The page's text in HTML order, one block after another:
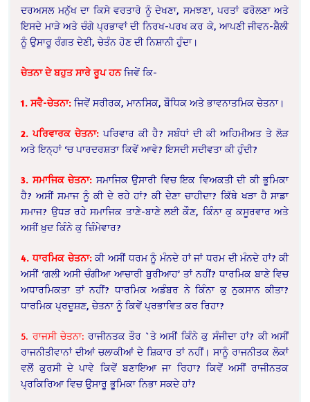
ਦਰਅਸਲ ਮਨੁੱਖ ਦਾ ਕਿਸੇ ਵਰਤਾਰੇ ਨੂੰ ਦੇਖਣਾ, ਸਮਝਣਾ, ਪਰਤਾਂ ਫਰੋਲਣਾ ਅਤੇ
ਇਸਦੇ ਮਾੜੇ ਅਤੇ ਚੰਗੇ ਪ੍ਰਭਾਵਾਂ ਦੀ ਨਿਰਖ-ਪਰਖ ਕਰ ਕੇ, ਆਪਣੀ ਜੀਵਨ-ਸ਼ੈਲੀ
ਨੂੰ ਉਸਾਰੂ ਰੰਗਤ ਦੇਣੀ, ਚੇਤੰਨ ਹੋਣ ਦੀ ਨਿਸ਼ਾਨੀ ਹੁੰਦਾ।
ਚੇਤਨਾ ਦੇ ਬਹੁਤ ਸਾਰੇ ਰੂਪ ਹਨਜਿਵੇਂ ਕਿ-
1. ਸਵੈ-ਚੇਤਨਾ: ਜਿਵੇਂ ਸਰੀਰਕ, ਮਾਨਸਿਕ, ਬੌਧਿਕ ਅਤੇ ਭਾਵਨਾਤਮਿਕ ਚੇਤਨਾ।
2. ਪਰਿਵਾਰਕ ਚੇਤਨਾ: ਪਰਿਵਾਰ ਕੀ ਹੈ? ਸਬੰਧਾਂ ਦੀ ਕੀ ਅਹਿਮੀਅਤ ਤੇ ਲੋੜ
ਅਤੇ ਇਨ੍ਹਾਂ ‘ਚ ਪਾਰਦਰਸ਼ਤਾ ਕਿਵੇਂ ਆਵੇ? ਇਸਦੀ ਸਦੀਵਤਾ ਕੀ ਹੁੰਦੀ?
3. ਸਮਾਜਿਕ ਚੇਤਨਾ: ਸਮਾਜਿਕ ਉਸਾਰੀ ਵਿਚ ਇਕ ਵਿਅਕਤੀ ਦੀ ਕੀ ਭੂਮਿਕਾ
ਹੈ? ਅਸੀਂ ਸਮਾਜ ਨੂੰ ਕੀ ਦੇ ਰਹੇ ਹਾਂ? ਕੀ ਦੇਣਾ ਚਾਹੀਦਾ? ਕਿੱਥੇ ਖੜਾ ਹੈ ਸਾਡਾ
ਸਮਾਜ? ਉਧੜ ਰਹੇ ਸਮਾਜਿਕ ਤਾਣੇ-ਬਾਣੇ ਲਈ ਕੌਣ, ਕਿੰਨਾ ਕੁ ਕਸੂਰਵਾਰ ਅਤੇ
ਅਸੀਂ ਖ਼ੁਦ ਕਿੰਨੇ ਕੁ ਜ਼ਿੰਮੇਵਾਰ?
4. ਧਾਰਮਿਕ ਚੇਤਨਾ:ਕੀ ਅਸੀਂ ਧਰਮ ਨੂੰ ਮੰਨਦੇ ਹਾਂ ਜਾਂ ਧਰਮ ਦੀ ਮੰਨਦੇ ਹਾਂ? ਕੀ
ਅਸੀਂ ‘ਗਲੀ ਅਸੀ ਚੰਗੀਆ ਆਚਾਰੀ ਬੁਰੀਆਹ’ ਤਾਂ ਨਹੀਂ? ਧਾਰਮਿਕ ਬਾਣੇ ਵਿਚ
ਅਧਾਰਮਿਕਤਾ ਤਾਂ ਨਹੀਂ? ਧਾਰਮਿਕ ਅਡੰਬਰ ਨੇ ਕਿੰਨਾ ਕੁ ਨੁਕਸਾਨ ਕੀਤਾ?
ਧਾਰਮਿਕ ਪ੍ਰਦੂਸ਼ਣ, ਚੇਤਨਾ ਨੂੰ ਕਿਵੇਂ ਪ੍ਰਭਾਵਿਤ ਕਰ ਰਿਹਾ?
5. ਰਾਜਸੀ ਚੇਤਨਾ: ਰਾਜੀਨਤਕ ਤੌਰ `ਤੇ ਅਸੀਂ ਕਿੰਨੇ ਕੁ ਸੰਜੀਦਾ ਹਾਂ? ਕੀ ਅਸੀਂ
ਰਾਜਨੀਤੀਵਾਨਾਂ ਦੀਆਂ ਚਲਾਕੀਆਂ ਦੇ ਸ਼ਿਕਾਰ ਤਾਂ ਨਹੀਂ। ਸਾਨੂੰ ਰਾਜਨੀਤਕ ਲੋਕਾਂ
ਵਲੋਂ ਕੁਰਸੀ ਦੇ ਪਾਵੇ ਕਿਵੇਂ ਬਣਾਇਆ ਜਾ ਰਿਹਾ? ਕਿਵੇਂ ਅਸੀਂ ਰਾਜੀਨਤਕ
ਪ੍ਰਕਿਰਿਆ ਵਿਚ ਉਸਾਰੂ ਭੂਮਿਕਾ ਨਿਭਾ ਸਕਦੇ ਹਾਂ?